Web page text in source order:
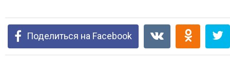
Поделиться на Facebook